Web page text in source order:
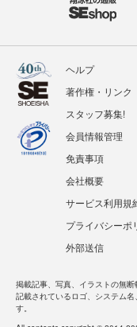
ヘルプ
著作権・リンク
スタッフ募集!
会員情報管理
免責事項
会社概要
サービス利用規
プライバシーポ
外部送信
掲載記事、写真、イラストの無断
記載されているロゴ、システム名
す。